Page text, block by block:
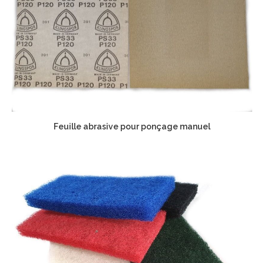
Feuille abrasive pour ponçage manuel